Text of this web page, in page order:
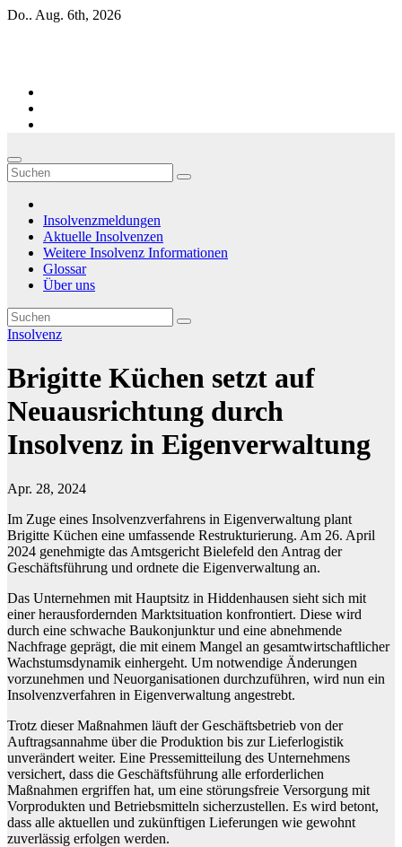
Zum
Do.. Aug. 6th, 2026
Insolvenzmeldungen
Aktuelle Insolvenzen
Weitere Insolvenz Informationen
Glossar
Über uns
Insolvenz
Brigitte Küchen setzt auf
Neuausrichtung durch
Insolvenz in Eigenverwaltung
Apr. 28, 2024
Im Zuge eines Insolvenzverfahrens in Eigenverwaltung plant
Brigitte Küchen eine umfassende Restrukturierung. Am 26. April
2024 genehmigte das Amtsgericht Bielefeld den Antrag der
Geschäftsführung und ordnete die Eigenverwaltung an.
Das Unternehmen mit Hauptsitz in Hiddenhausen sieht sich mit
einer herausfordernden Marktsituation konfrontiert. Diese wird
durch eine schwache Baukonjunktur und eine abnehmende
Nachfrage geprägt, die mit einem Mangel an gesamtwirtschaftlicher
Wachstumsdynamik einhergeht. Um notwendige Änderungen
vorzunehmen und Neuorganisationen durchzuführen, wird nun ein
Insolvenzverfahren in Eigenverwaltung angestrebt.
Trotz dieser Maßnahmen läuft der Geschäftsbetrieb von der
Auftragsannahme über die Produktion bis zur Lieferlogistik
unverändert weiter. Eine Pressemitteilung des Unternehmens
versichert, dass die Geschäftsführung alle erforderlichen
Maßnahmen ergriffen hat, um eine störungsfreie Versorgung mit
Vorprodukten und Betriebsmitteln sicherzustellen. Es wird betont,
dass alle aktuellen und zukünftigen Lieferungen wie gewohnt
zuverlässig erfolgen werden.